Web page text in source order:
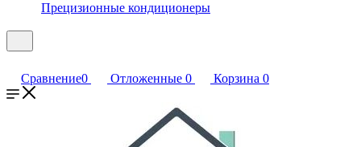
Прецизионные кондиционеры
Сравнение0 Отложенные 0 Корзина 0